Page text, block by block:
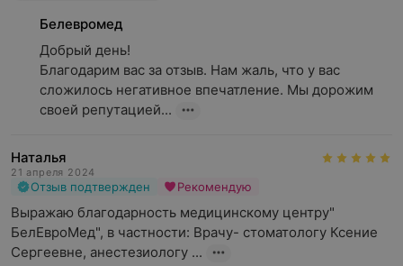
Белевромед
Добрый день!
Благодарим вас за отзыв. Нам жаль, что у вас
сложилось негативное впечатление. Мы дорожим
своей репутацией...
Наталья
21 апреля 2024
Отзыв подтвержден Рекомендую
Выражаю благодарность медицинскому центру"
БелЕвроМед", в частности: Врачу- стоматологу Ксение
Сергеевне, анестезиологу ...